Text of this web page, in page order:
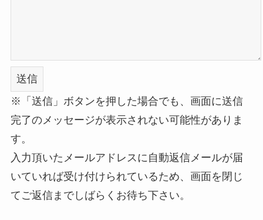
※「送信」ボタンを押した場合でも、画面に送信
完了のメッセージが表示されない可能性がありま
す。
入力頂いたメールアドレスに自動返信メールが届
いていれば受け付けられているため、画面を閉じ
てご返信までしばらくお待ち下さい。